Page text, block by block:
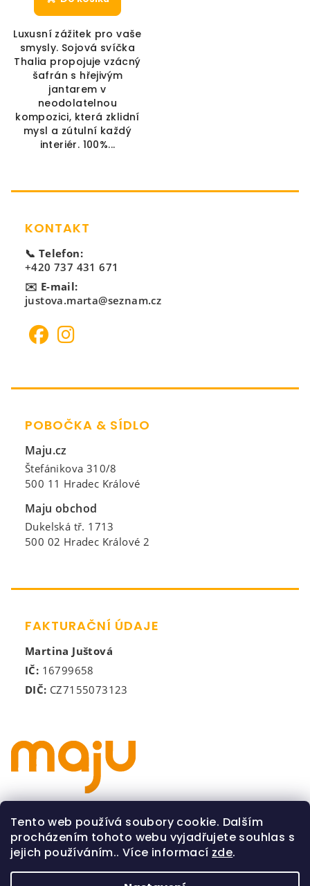
Tento web používá soubory cookie. Dalším
procházením tohoto webu vyjadřujete souhlas s
jejich používáním.. Více informací zde.
Luxusní zážitek pro vaše
smysly. Sojová svíčka
Thalia propojuje vzácný
šafrán s hřejivým
jantarem v
neodolatelnou
kompozici, která zklidní
mysl a zútulní každý
interiér. 100%...
Zápatí
KONTAKT
📞 Telefon:
+420 737 431 671
✉️ E-mail:
justova.marta@seznam.cz
POBOČKA & SÍDLO
Maju.cz
Štefánikova 310/8
500 11 Hradec Králové
Maju obchod
Dukelská tř. 1713
500 02 Hradec Králové 2
FAKTURAČNÍ ÚDAJE
Martina Juštová
IČ: 16799658
DIČ: CZ7155073123
Všeobecné obchodní podmínky
Podmínky ochrany osobních údajů